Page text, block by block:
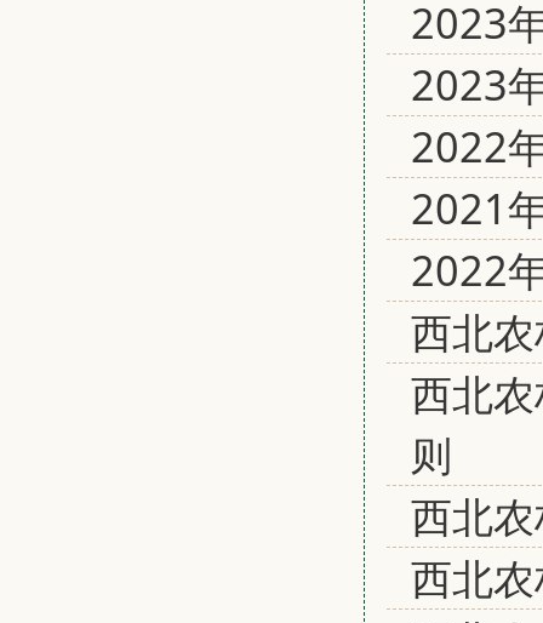
2023
2023
2022
2021
2022
西北
西北
则
西北
西北